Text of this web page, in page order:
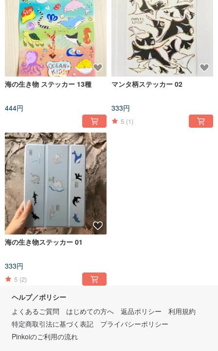
海の生き物 ステッカー 13種
444円
マンタ柄ステッカー 02
333円
5 (1)
海の生き物ステッカー 01
333円
5 (2)
ヘルプ／ポリシー
よくあるご質問
はじめての方へ 返品ポリシー
利用規約
特定商取引法に基づく表記
プライバシーポリシー
Pinkoiのご利用の流れ